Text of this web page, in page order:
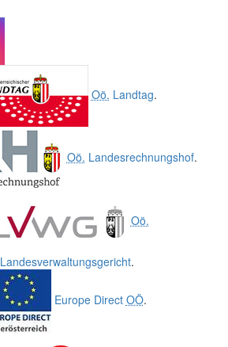
Oö. Landtag.
Oö. Landesrechnungshof.
Oö.
Landesverwaltungsgericht.
Europe Direct OÖ.